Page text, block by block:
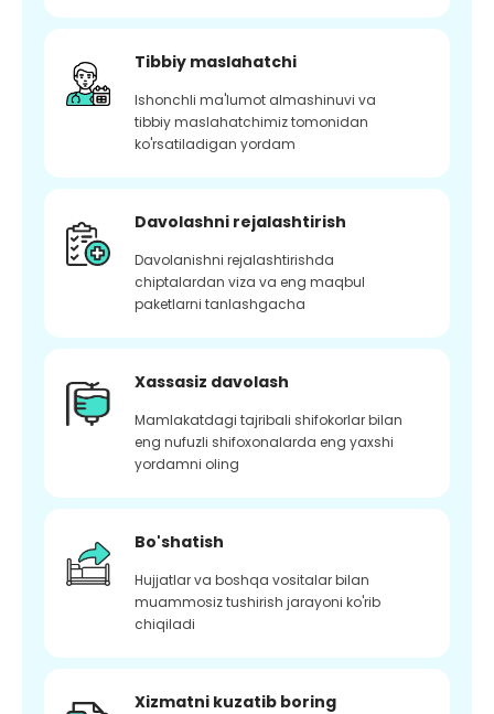
Tibbiy maslahatchi
Ishonchli ma'lumot almashinuvi va
tibbiy maslahatchimiz tomonidan
ko'rsatiladigan yordam
Davolashni rejalashtirish
Davolanishni rejalashtirishda
chiptalardan viza va eng maqbul
paketlarni tanlashgacha
Xassasiz davolash
Mamlakatdagi tajribali shifokorlar bilan
eng nufuzli shifoxonalarda eng yaxshi
yordamni oling
Bo'shatish
Hujjatlar va boshqa vositalar bilan
muammosiz tushirish jarayoni ko'rib
chiqiladi
Xizmatni kuzatib boring